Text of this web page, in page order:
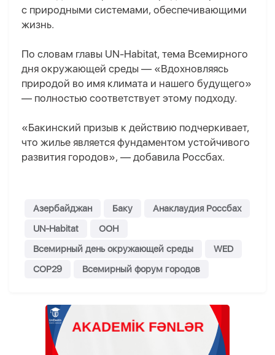
с природными системами, обеспечивающими
жизнь.
По словам главы UN-Habitat, тема Всемирного
дня окружающей среды — «Вдохновляясь
природой во имя климата и нашего будущего»
— полностью соответствует этому подходу.
«Бакинский призыв к действию подчеркивает,
что жилье является фундаментом устойчивого
развития городов», — добавила Россбах.
Азербайджан Баку
Анаклаудия Россбах
UN-Habitat
ООН
Всемирный день окружающей среды
WED
COP29
Всемирный форум городов